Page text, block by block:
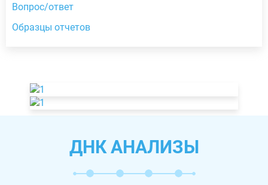
Вопрос/ответ
Образцы отчетов
ДНК АНАЛИЗЫ